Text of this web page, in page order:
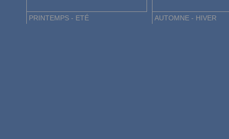
PRINTEMPS - ETÉ AUTOMNE - HIVER